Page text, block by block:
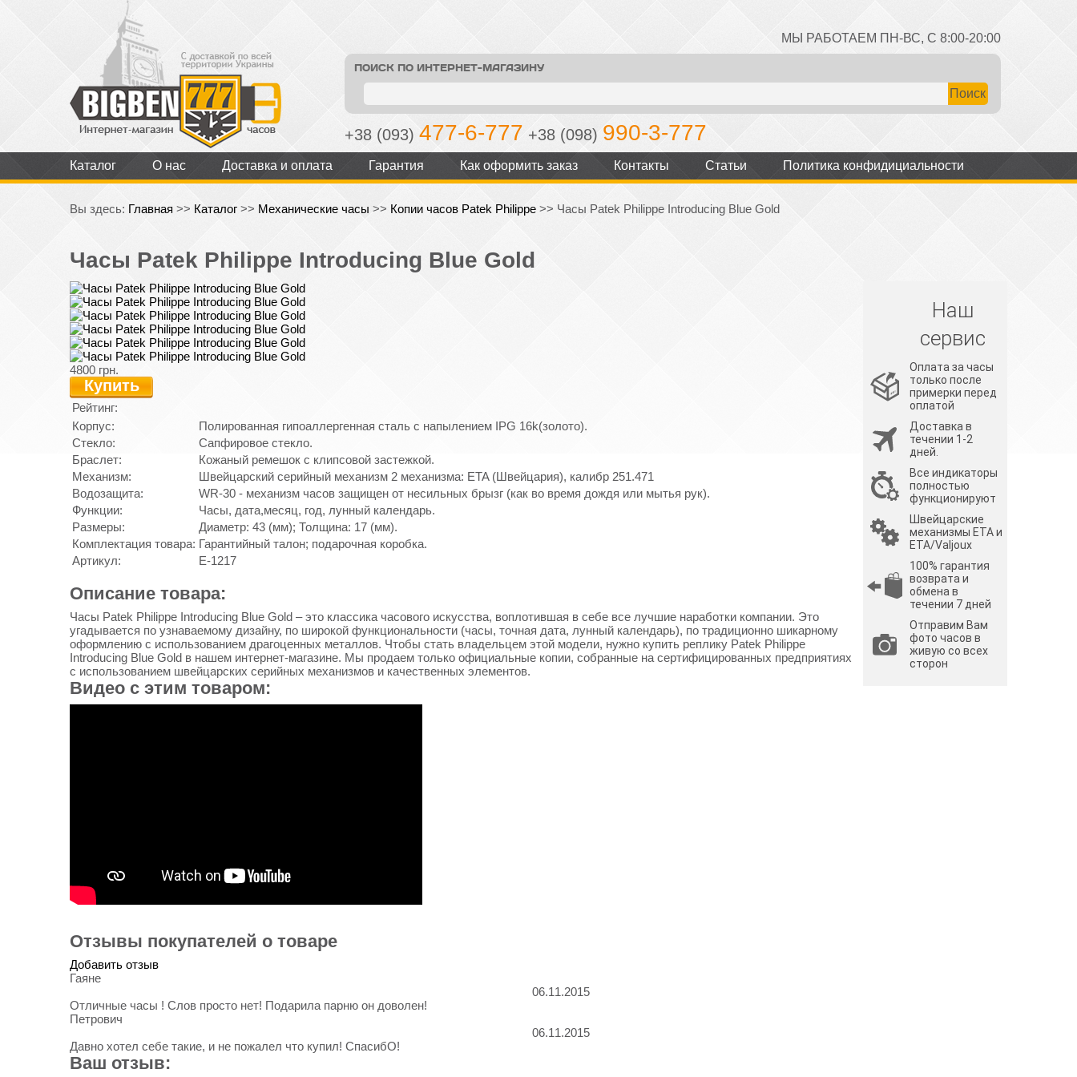
МЫ РАБОТАЕМ ПН-ВС, С 8:00-20:00
ПОИСК ПО ИНТЕРНЕТ-МАГАЗИНУ
+38 (093)477-6-777 +38 (098) 990-3-777
Каталог О нас Доставка и оплата Гарантия Как оформить заказ Контакты Статьи Политика конфидициальности
Вы здесь: Главная >> Каталог >> Механические часы >> Копии часов Patek Philippe >> Часы Patek Philippe Introducing Blue Gold
Часы Patek Philippe Introducing Blue Gold
4800 грн.
Купить
Рейтинг:
Корпус:
Полированная гипоаллергенная сталь с напылением IPG 16k(золото).
Стекло:
Сапфировое стекло.
Браслет:
Кожаный ремешок с клипсовой застежкой.
Механизм:
Швейцарский серийный механизм 2 механизма: ETA (Швейцария), калибр 251.471
Водозащита:
WR-30 - механизм часов защищен от несильных брызг (как во время дождя или мытья рук).
Функции:
Часы, дата,месяц, год, лунный календарь.
Размеры:
Диаметр: 43 (мм); Толщина: 17 (мм).
Комплектация товара: Гарантийный талон; подарочная коробка.
Артикул:
E-1217
Описание товара:
Часы Patek Philippe Introducing Blue Gold – это классика часового искусства, воплотившая в себе все лучшие наработки компании. Это
угадывается по узнаваемому дизайну, по широкой функциональности (часы, точная дата, лунный календарь), по традиционно шикарному
оформлению с использованием драгоценных металлов. Чтобы стать владельцем этой модели, нужно купить реплику Patek Philippe
Introducing Blue Gold в нашем интернет-магазине. Мы продаем только официальные копии, собранные на сертифицированных предприятиях
с использованием швейцарских серийных механизмов и качественных элементов.
Видео с этим товаром:
Наш
сервис
Оплата за часы
только после
примерки перед
оплатой
Доставка в
течении 1-2
дней.
Все индикаторы
полностью
функционируют
Швейцарские
механизмы ETA и
ETA/Valjoux
100% гарантия
возврата и
обмена в
течении 7 дней
Отправим Вам
фото часов в
живую со всех
сторон
Отзывы покупателей о товаре
Добавить отзыв
Гаяне
06.11.2015
Отличные часы ! Слов просто нет! Подарила парню он доволен!
Петрович
06.11.2015
Давно хотел себе такие, и не пожалел что купил! СпасибО!
Ваш отзыв: